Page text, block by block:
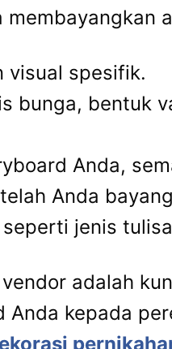
membayangkan
visual spesifik.
bunga, bentuk
Anda,
Anda
jenis
adalah
Anda kepada